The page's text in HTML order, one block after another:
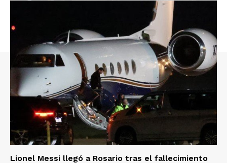
Lionel Messi llegó a Rosario tras el fallecimiento